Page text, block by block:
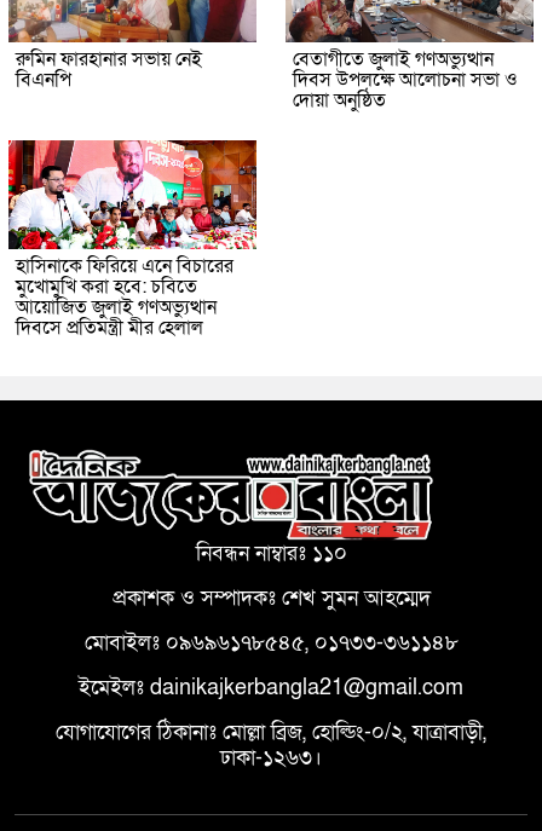
রুমিন ফারহানার সভায় নেই
বিএনপি
বেতাগীতে জুলাই গণঅভ্যুত্থান
দিবস উপলক্ষে আলোচনা সভা ও
দোয়া অনুষ্ঠিত
হাসিনাকে ফিরিয়ে এনে বিচারের
মুখোমুখি করা হবে: চবিতে
আয়োজিত জুলাই গণঅভ্যুত্থান
দিবসে প্রতিমন্ত্রী মীর হেলাল
নিবন্ধন নাম্বারঃ ১১০
প্রকাশক ও সম্পাদকঃ শেখ সুমন আহম্মেদ
মোবাইলঃ ০৯৬৯৬১৭৮৫৪৫, ০১৭৩৩-৩৬১১৪৮
ইমেইলঃ dainikajkerbangla21@gmail.com
যোগাযোগের ঠিকানাঃ মোল্লা ব্রিজ, হোল্ডিং-০/২, যাত্রাবাড়ী,
ঢাকা-১২৬৩।